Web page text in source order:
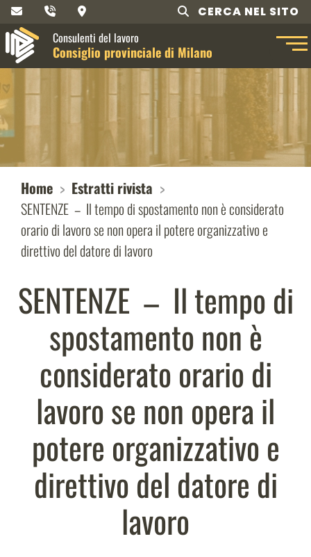
CERCA NEL SITO
Consulenti del lavoro
Consiglio provinciale di Milano
Home
Estratti rivista
SENTENZE – Il tempo di spostamento non è considerato
orario di lavoro se non opera il potere organizzativo e
direttivo del datore di lavoro
SENTENZE – Il tempo di
spostamento non è
considerato orario di
lavoro se non opera il
potere organizzativo e
direttivo del datore di
lavoro